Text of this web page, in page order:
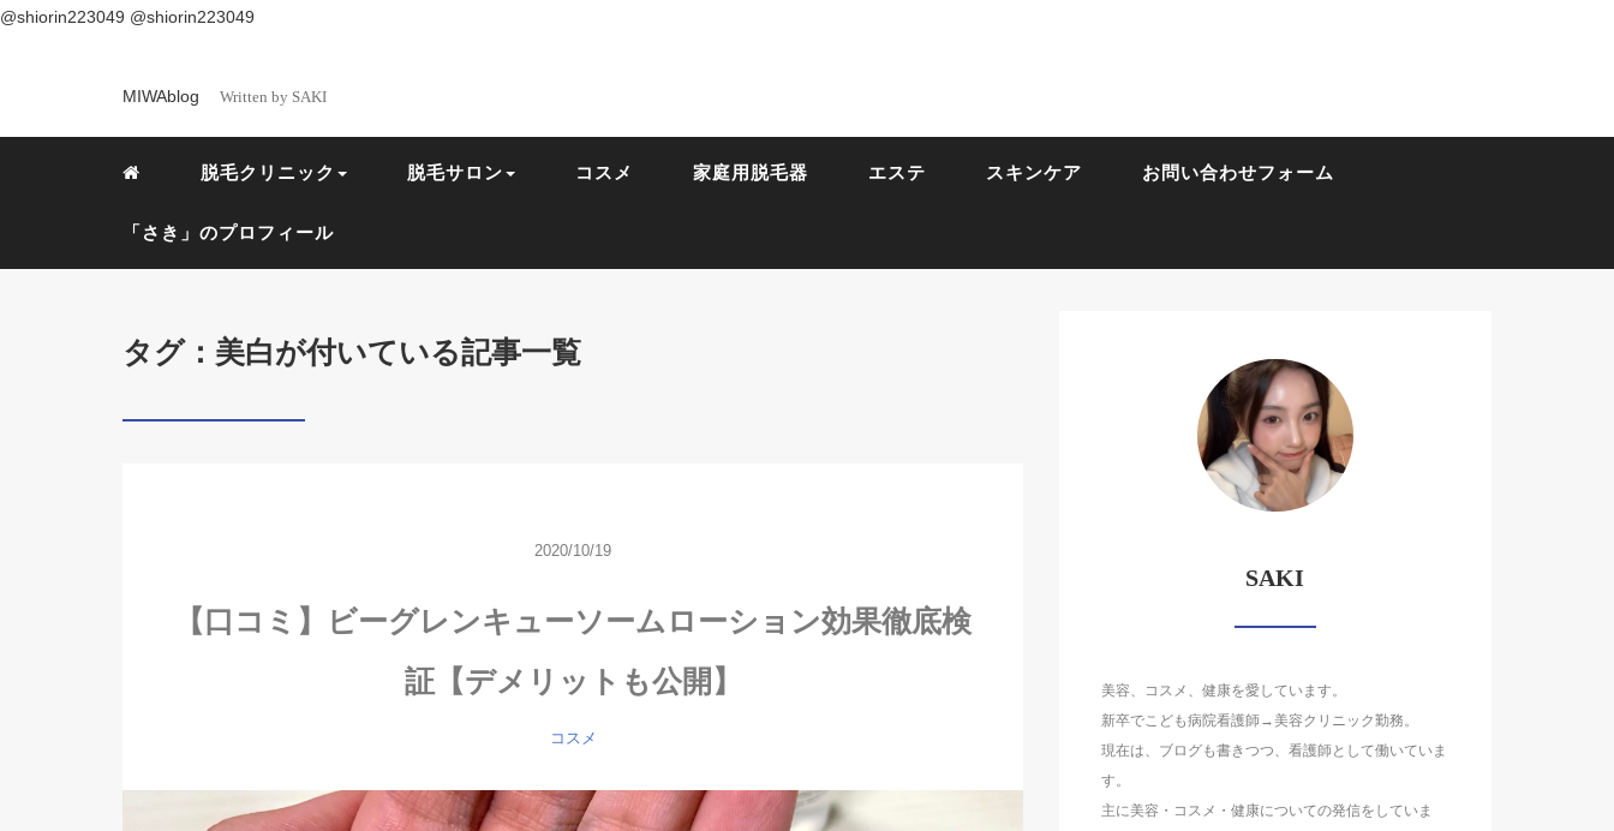
@shiorin223049 @shiorin223049
MIWAblog Written by SAKI
脱毛クリニック 脱毛サロン コスメ 家庭用脱毛器 エステ スキンケア お問い合わせフォーム
「さき」のプロフィール
タグ：美白が付いている記事一覧
2020/10/19
【口コミ】ビーグレンキューソームローション効果徹底検
証【デメリットも公開】
コスメ
SAKI
美容、コスメ、健康を愛しています。
新卒でこども病院看護師→美容クリニック勤務。
現在は、ブログも書きつつ、看護師として働いていま
す。
主に美容・コスメ・健康についての発信をしていま